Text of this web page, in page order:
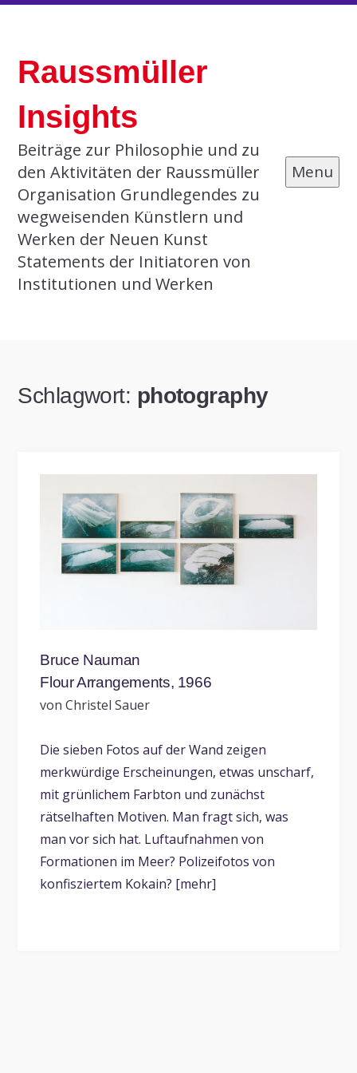
Skip
content
Raussmüller
Insights
Beiträge zur Philosophie und zu
den Aktivitäten der Raussmüller
Organisation Grundlegendes zu
wegweisenden Künstlern und
Werken der Neuen Kunst
Statements der Initiatoren von
Institutionen und Werken
Menu
Schlagwort: photography
Bruce Nauman
Flour Arrangements, 1966
von Christel Sauer
Die sieben Fotos auf der Wand zeigen
merkwürdige Erscheinungen, etwas unscharf,
mit grünlichem Farbton und zunächst
rätselhaften Motiven. Man fragt sich, was
man vor sich hat. Luftaufnahmen von
Formationen im Meer? Polizeifotos von
konfisziertem Kokain? [mehr]